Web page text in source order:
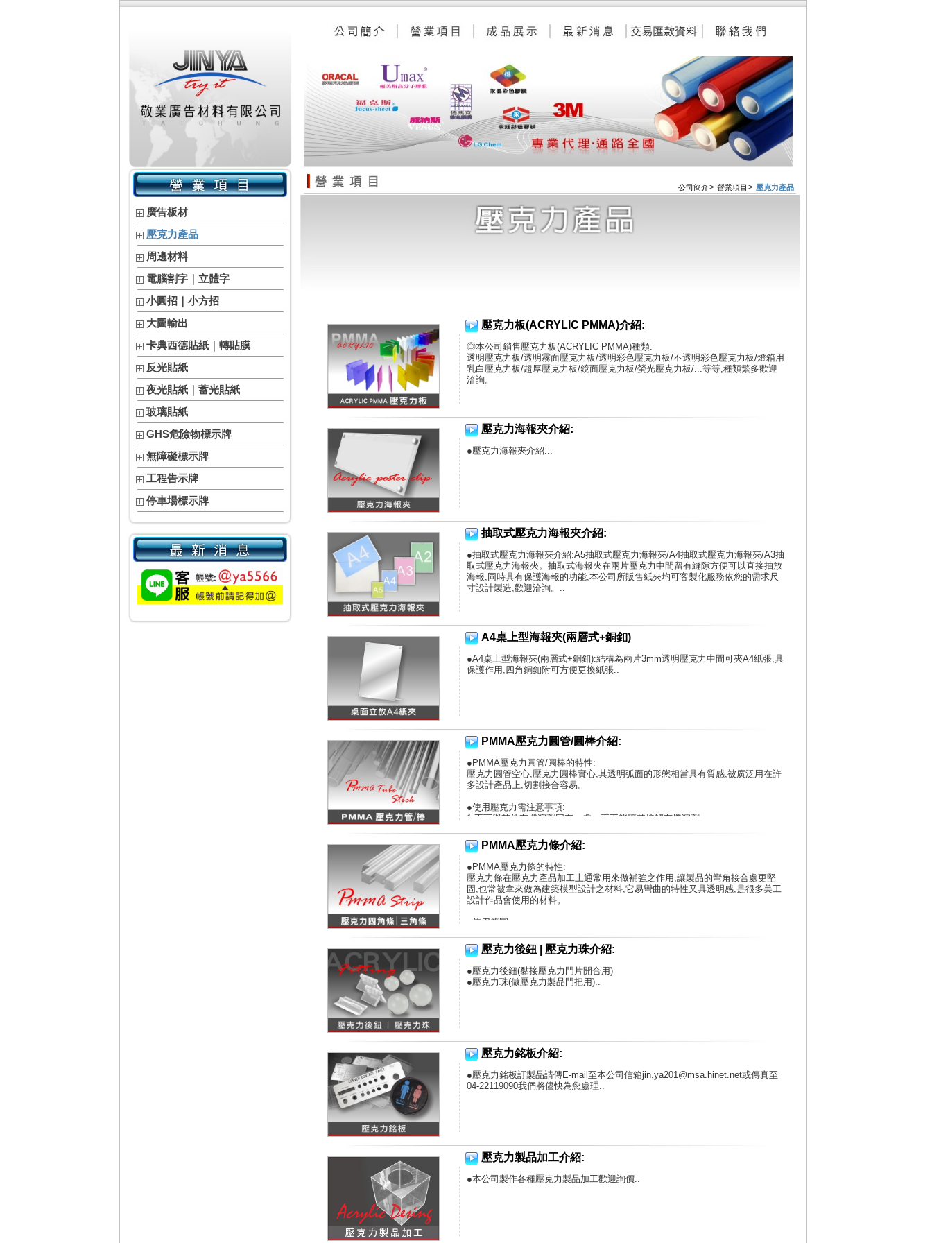
廣告板材
壓克力產品
周邊材料
電腦割字｜立體字
小圓招｜小方招
大圖輸出
卡典西德貼紙｜轉貼膜
反光貼紙
夜光貼紙｜蓄光貼紙
玻璃貼紙
GHS危險物標示牌
無障礙標示牌
工程告示牌
停車場標示牌
公司簡介> 營業項目> 壓克力產品
壓克力板(ACRYLIC PMMA)介紹:
◎本公司銷售壓克力板(ACRYLIC PMMA)種類:
透明壓克力板/透明霧面壓克力板/透明彩色壓克力板/不透明彩色壓克力板/燈箱用
乳白壓克力板/超厚壓克力板/鏡面壓克力板/螢光壓克力板/...等等,種類繁多歡迎
洽詢。
1. 建築裝潢、各類家具材料
2. 門窗燈罩、採光板之材料
3. 機械覆罩、電器刻度板、絕緣零件
4. 廣告招牌美術照明材料..
壓克力海報夾介紹:
●壓克力海報夾介紹:..
抽取式壓克力海報夾介紹:
●抽取式壓克力海報夾介紹:A5抽取式壓克力海報夾/A4抽取式壓克力海報夾/A3抽
取式壓克力海報夾。抽取式海報夾在兩片壓克力中間留有縫隙方便可以直接抽放
海報,同時具有保護海報的功能,本公司所販售紙夾均可客製化服務依您的需求尺
寸設計製造,歡迎洽詢。..
A4桌上型海報夾(兩層式+銅釦)
●A4桌上型海報夾(兩層式+銅釦):結構為兩片3mm透明壓克力中間可夾A4紙張,具
保護作用,四角銅釦附可方便更換紙張..
PMMA壓克力圓管/圓棒介紹:
●PMMA壓克力圓管/圓棒的特性:
壓克力圓管空心,壓克力圓棒實心,其透明弧面的形態相當具有質感,被廣泛用在許
多設計產品上,切割接合容易。
●使用壓克力需注意事項:
1.不可與其他有機溶劑同存一處，更不能讓其接觸有機溶劑。
3.不能在溫度超過85℃的環境下使用。
4.清潔時只須用1%的肥皂水，用軟棉布沾肥皂水，不可用硬物乾擦表面，否則表
面很容易被擦傷。
●使用範圍:
1. 建築裝潢、各類家具材料
2. 燈飾、花器
3. 模型設計..
PMMA壓克力條介紹:
●PMMA壓克力條的特性:
壓克力條在壓克力產品加工上通常用來做補強之作用,讓製品的彎角接合處更堅
固,也常被拿來做為建築模型設計之材料,它易彎曲的特性又具透明感,是很多美工
設計作品會使用的材料。
●使用範圍:
2. 壓克力製品補強
3. 美工設計用材
4. 花藝設計用材..
壓克力後鈕 | 壓克力珠介紹:
●壓克力後鈕(黏接壓克力門片開合用)
●壓克力珠(做壓克力製品門把用)..
壓克力銘板介紹:
●壓克力銘板訂製品請傳E-mail至本公司信箱jin.ya201@msa.hinet.net或傳真至
04-22119090我們將儘快為您處理..
壓克力製品加工介紹:
●本公司製作各種壓克力製品加工歡迎詢價..